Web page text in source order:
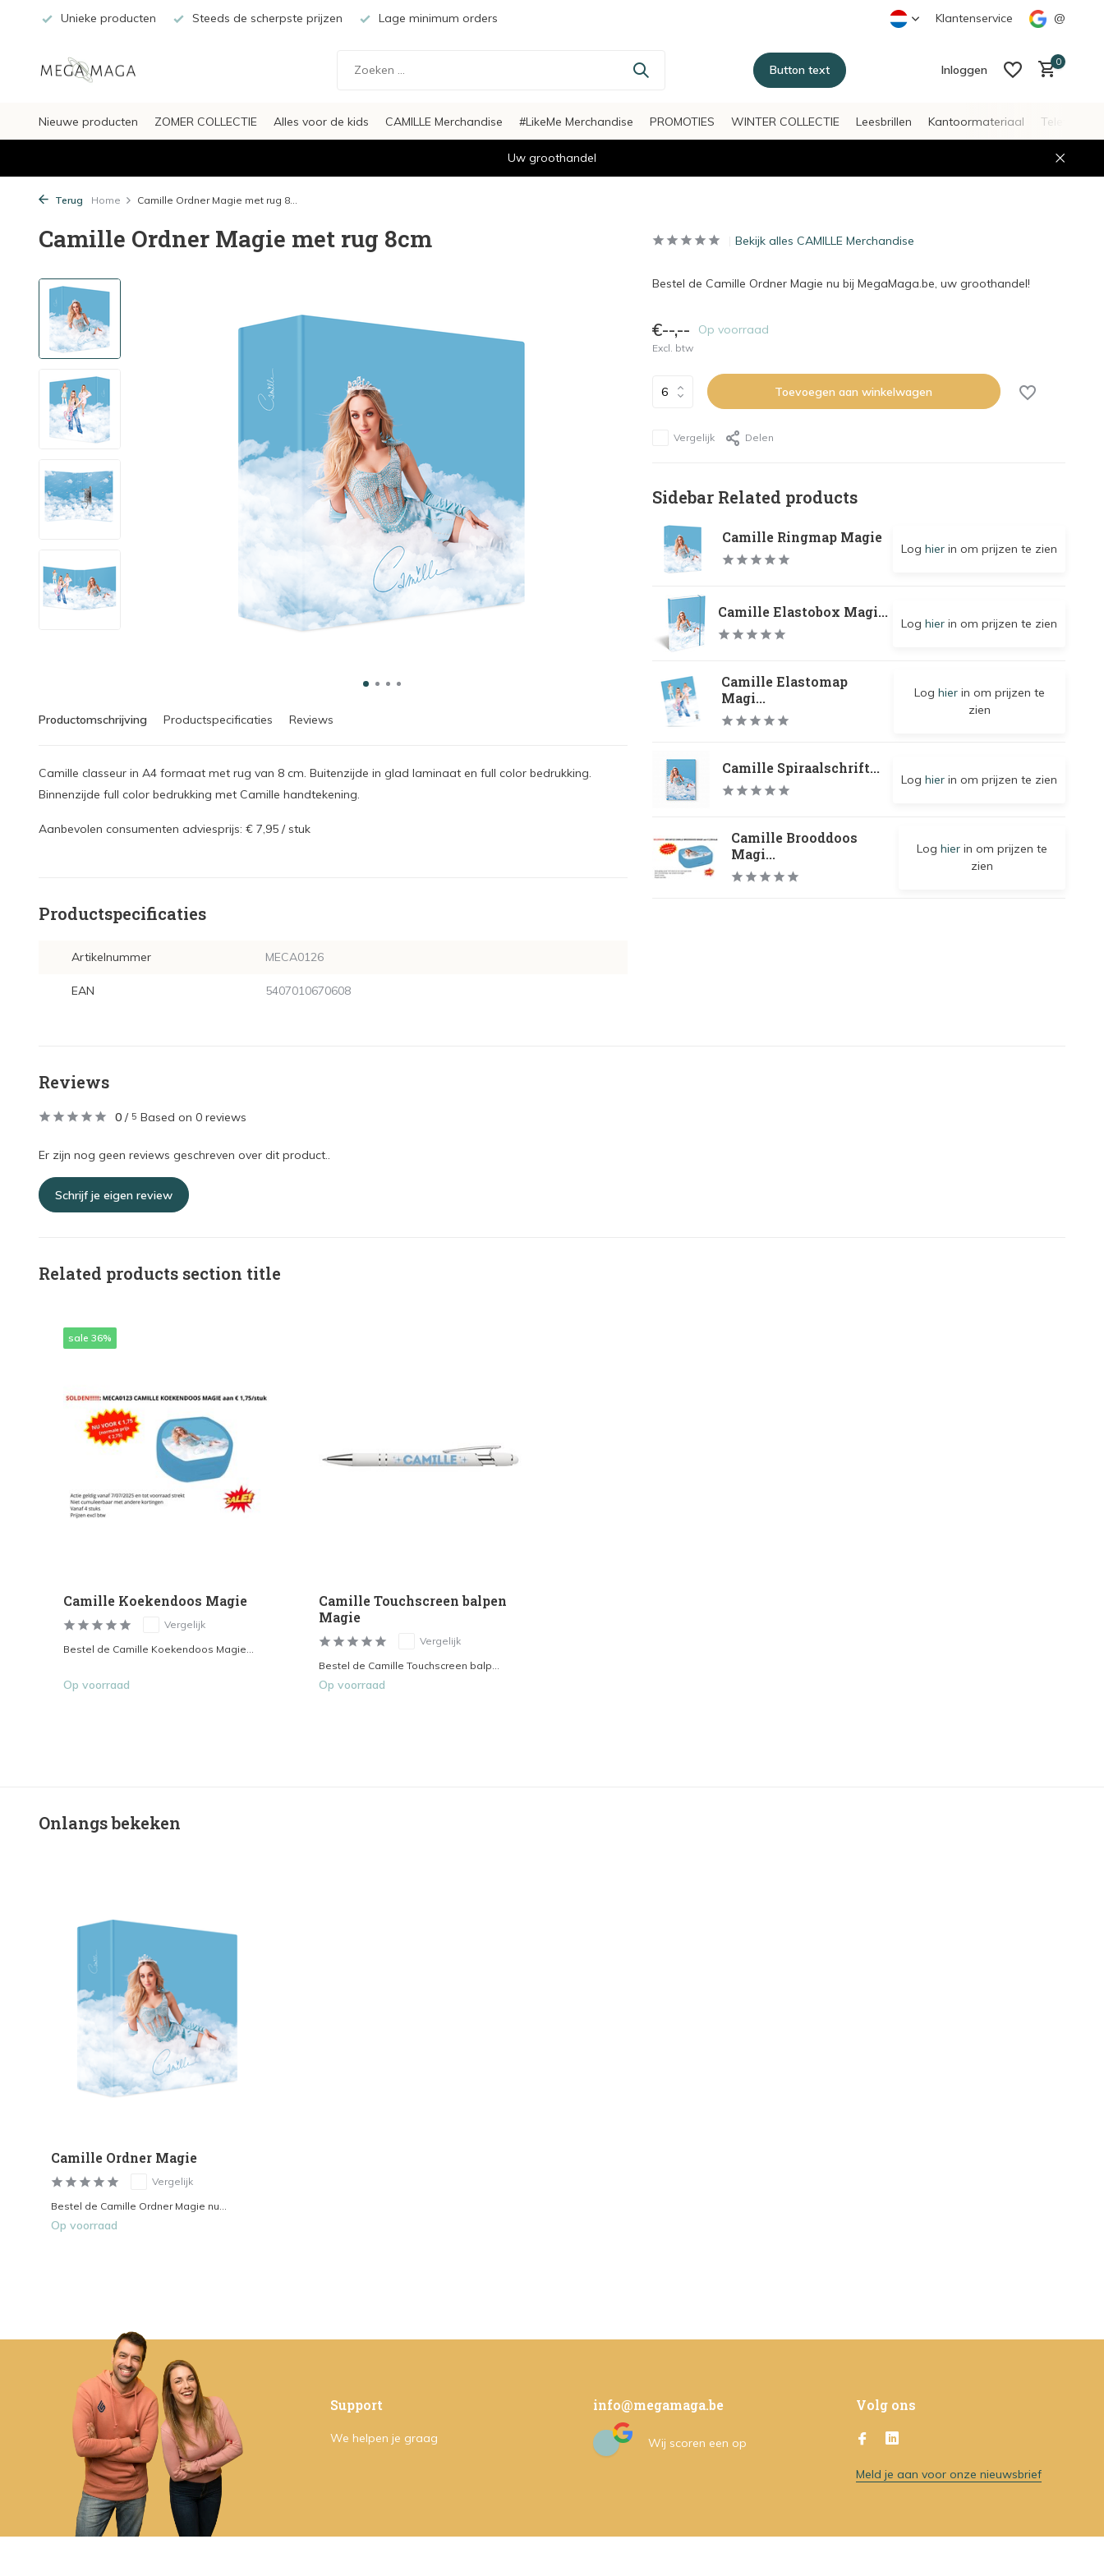
Unieke producten Steeds de scherpste prijzen Lage minimum orders Klantenservice @
Button text Inloggen
0
Nieuwe producten ZOMER COLLECTIE Alles voor de kids CAMILLE Merchandise #LikeMe Merchandise PROMOTIES WINTER COLLECTIE Leesbrillen Kantoormateriaal
Uw groothandel
Terug Home Camille Ordner Magie met rug 8...
Camille Ordner Magie met rug 8cm
Productomschrijving Productspecificaties Reviews
Camille classeur in A4 formaat met rug van 8 cm. Buitenzijde in glad laminaat en full color bedrukking.
Binnenzijde full color bedrukking met Camille handtekening.
Aanbevolen consumenten adviesprijs: € 7,95 / stuk
Productspecificaties
Artikelnummer MECA0126
EAN 5407010670608
Bekijk alles CAMILLE Merchandise
Bestel de Camille Ordner Magie nu bij MegaMaga.be, uw groothandel!
€--,-- Op voorraad
Excl. btw
Toevoegen aan winkelwagen
Vergelijk Delen
Sidebar Related products
Camille Ringmap Magie
Log hierin om prijzen te zien
Camille Elastobox Magi...
Log hierin om prijzen te zien
Camille Elastomap
Magi...
Loghier in om prijzen te
zien
Camille Spiraalschrift...
Log hierin om prijzen te zien
Camille Brooddoos
Magi...
Loghier in om prijzen te
zien
Reviews
0 / 5 Based on 0 reviews
Er zijn nog geen reviews geschreven over dit product..
Schrijf je eigen review
Related products section title
sale 36%
Camille Koekendoos Magie
Vergelijk
Bestel de Camille Koekendoos Magie...
Op voorraad
Camille Touchscreen balpen
Magie
Vergelijk
Bestel de Camille Touchscreen balp...
Op voorraad
Onlangs bekeken
Camille Ordner Magie
Vergelijk
Bestel de Camille Ordner Magie nu...
Op voorraad
Support
We helpen je graag
info@megamaga.be
Wij scoren een op
Volg ons
Meld je aan voor onze nieuwsbrief